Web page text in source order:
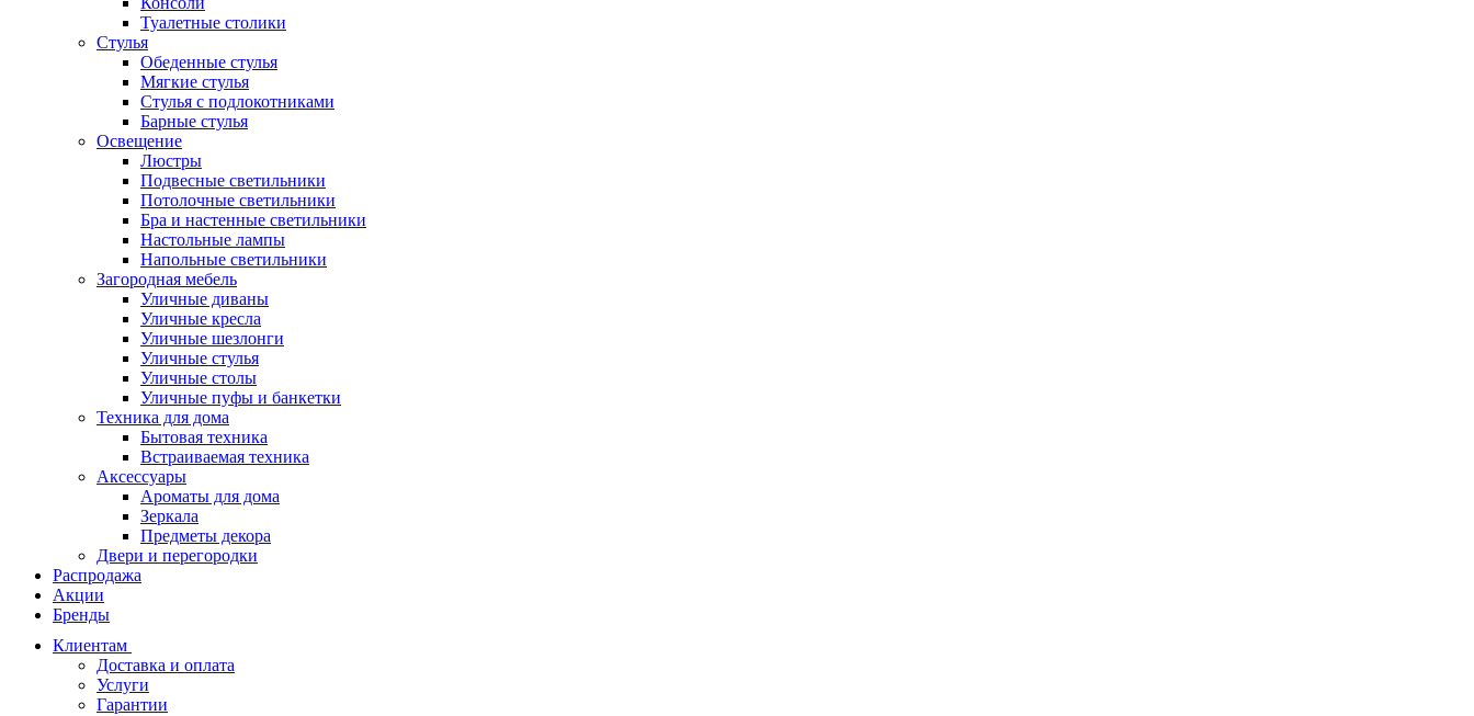
Туалетные столики
Стулья
Обеденные стулья
Мягкие стулья
Стулья с подлокотниками
Барные стулья
Освещение
Люстры
Подвесные светильники
Потолочные светильники
Бра и настенные светильники
Настольные лампы
Напольные светильники
Загородная мебель
Уличные диваны
Уличные кресла
Уличные шезлонги
Уличные стулья
Уличные столы
Уличные пуфы и банкетки
Техника для дома
Бытовая техника
Встраиваемая техника
Аксессуары
Ароматы для дома
Зеркала
Предметы декора
Двери и перегородки
Распродажа
Акции
Бренды
Клиентам
Доставка и оплата
Услуги
Гарантии